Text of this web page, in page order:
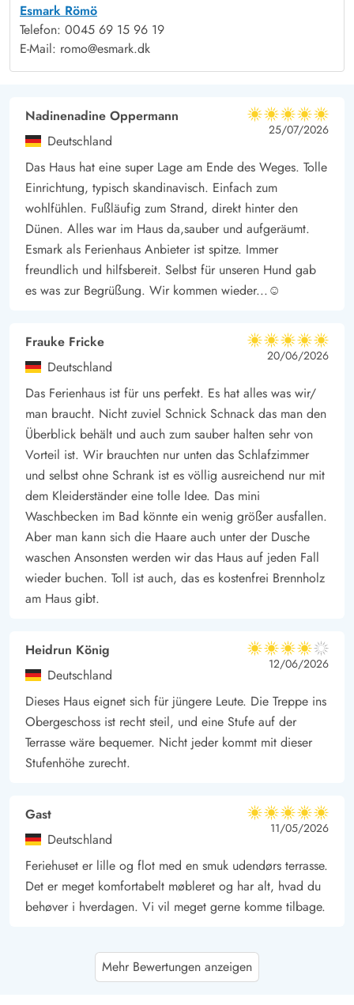
Besuch wert ist. Barfuß durchs salzige Wattenmeer zu wandern,
in netter Gesellschaft die Ruhe der Natur zu genießen und die
gesammelten Muscheln als Erinnerung mit nach Hause zu
Familienfreundliches Ferienhaus – auch für den Hund
Das Sommerhaus in Langdal heißt euch herzlich willkommen
und ihr könnt bis zu einem Hund mitbringen, sodass die ganze
Familie vereint Urlaub machen kann. Mit nur 2,3 km zu den
nächsten Einkaufsmöglichkeiten ist die Versorgung einfach und
komfortabel. Das Badezimmer ist hell und funktional und bietet
einen guten Start in den Tag – frisch und bereit für neue
Abenteuer. Ihr werdet die Freiheit genießen, gemeinsam Zeit
zu verbringen, fernab vom Lärm und den Ablenkungen des
erlebt alles, was Langdal und die wunderschöne süddänische
Landschaft zu bieten haben.
Esmark Römö
Telefon: 0045 69 15 96 19
E-Mail: romo@esmark.dk
Nadinenadine Oppermann
Deutschland
5 von 5
5 von 5
5 out of 5
25/07/2026
Das Haus hat eine super Lage am Ende des Weges. Tolle
Einrichtung, typisch skandinavisch. Einfach zum
wohlfühlen. Fußläufig zum Strand, direkt hinter den
Dünen. Alles war im Haus da,sauber und aufgeräumt.
Esmark als Ferienhaus Anbieter ist spitze. Immer
freundlich und hilfsbereit. Selbst für unseren Hund gab
es was zur Begrüßung. Wir kommen wieder...☺️
Frauke Fricke
Deutschland
5 von 5
5 von 5
5 out of 5
20/06/2026
Das Ferienhaus ist für uns perfekt. Es hat alles was wir/
man braucht. Nicht zuviel Schnick Schnack das man den
Überblick behält und auch zum sauber halten sehr von
Vorteil ist. Wir brauchten nur unten das Schlafzimmer
und selbst ohne Schrank ist es völlig ausreichend nur mit
dem Kleiderständer eine tolle Idee. Das mini
Waschbecken im Bad könnte ein wenig größer ausfallen.
Aber man kann sich die Haare auch unter der Dusche
waschen Ansonsten werden wir das Haus auf jeden Fall
wieder buchen. Toll ist auch, das es kostenfrei Brennholz
am Haus gibt.
Heidrun König
Deutschland
4 von 5
4 von 5
4 out of 5
12/06/2026
Dieses Haus eignet sich für jüngere Leute. Die Treppe ins
Obergeschoss ist recht steil, und eine Stufe auf der
Terrasse wäre bequemer. Nicht jeder kommt mit dieser
Stufenhöhe zurecht.
Gast
Deutschland
5 von 5
5 von 5
5 out of 5
11/05/2026
Feriehuset er lille og flot med en smuk udendørs terrasse.
Det er meget komfortabelt møbleret og har alt, hvad du
behøver i hverdagen. Vi vil meget gerne komme tilbage.
Ulrike Spychala
Deutschland
4.5 von 5
4.5 out of 5
Mehr Bewertungen anzeigen